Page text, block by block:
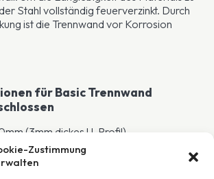
Zustimmung
Stahl vollständig feuerverzinkt. Durch
ist die Trennwand vor Korrosion
für Basic Trennwand
(3mm dickes U-Profil)
50mm